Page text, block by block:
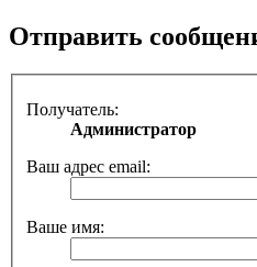
Отправить
Получатель:
Администратор
Ваш адрес email:
Ваше имя: